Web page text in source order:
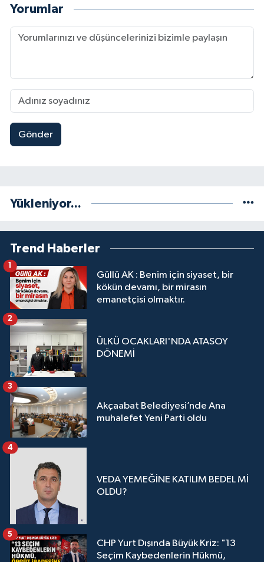
Yorumlar
Gönder
Yükleniyor...
Trend Haberler
Güllü AK : Benim için siyaset, bir
kökün devamı, bir mirasın
emanetçisi olmaktır.
1
ÜLKÜ OCAKLARI'NDA ATASOY
DÖNEMİ
2
Akçaabat Belediyesi’nde Ana
muhalefet Yeni Parti oldu
3
VEDA YEMEĞİNE KATILIM BEDEL Mİ
OLDU?
4
CHP Yurt Dışında Büyük Kriz: "13
Seçim Kaybedenlerin Hükmü,
5